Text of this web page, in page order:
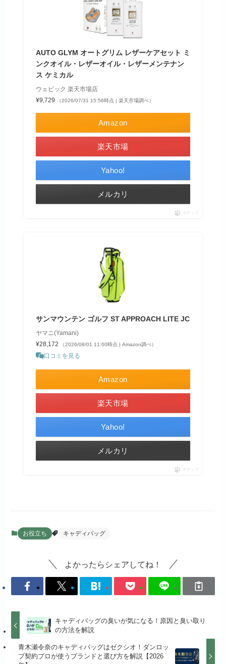
AUTO GLYM オートグリム レザーケアセット ミ
ンクオイル・レザーオイル・レザーメンテナン
ス ケミカル
ウェビック 楽天市場店
¥9,729
（2026/07/31 15:56時点 | 楽天市場調べ）
Amazon
楽天市場
Yahoo!
メルカリ
ポチップ
サンマウンテン ゴルフ ST APPROACH LITE JC
ヤマニ(Yamani)
¥28,172
（2026/08/01 11:00時点 | Amazon調べ）
口コミを見る
Amazon
楽天市場
Yahoo!
メルカリ
ポチップ
お役立ち キャディバッグ
よかったらシェアしてね！
キャディバッグの臭いが気になる！原因と臭い取り
の方法を解説
青木瀬令奈のキャディバッグはゼクシオ！ダンロッ
プ契約プロが使うブランドと選び方を解説【2026